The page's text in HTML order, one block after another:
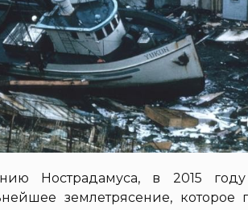
Нострадамуса, в 2015
землетрясение, которое